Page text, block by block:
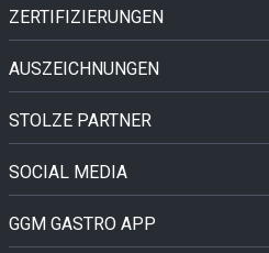
ZERTIFIZIERUNGEN
AUSZEICHNUNGEN
STOLZE PARTNER
SOCIAL MEDIA
GGM GASTRO APP